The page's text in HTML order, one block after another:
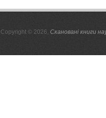
Copyright © 2026, Скановані книги